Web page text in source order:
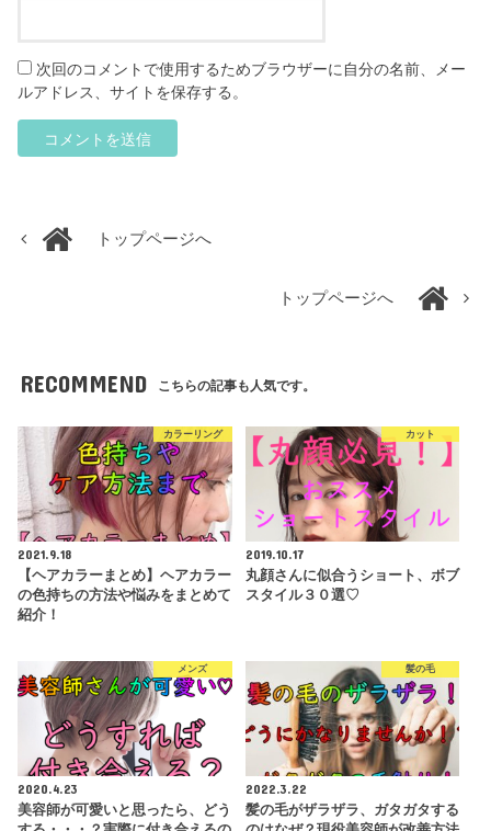
次回のコメントで使用するためブラウザーに自分の名前、メー
ルアドレス、サイトを保存する。
トップページへ
トップページへ
RECOMMEND こちらの記事も人気です。
カラーリング
2021.9.18
【ヘアカラーまとめ】ヘアカラー
の色持ちの方法や悩みをまとめて
紹介！
カット
2019.10.17
丸顔さんに似合うショート、ボブ
スタイル３０選♡
メンズ
2020.4.23
美容師が可愛いと思ったら、どう
髪の毛
2022.3.22
髪の毛がザラザラ、ガタガタする